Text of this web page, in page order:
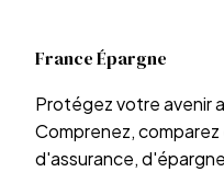
France Épargne
Protégez votre avenir
Comprenez,
d'assurance,